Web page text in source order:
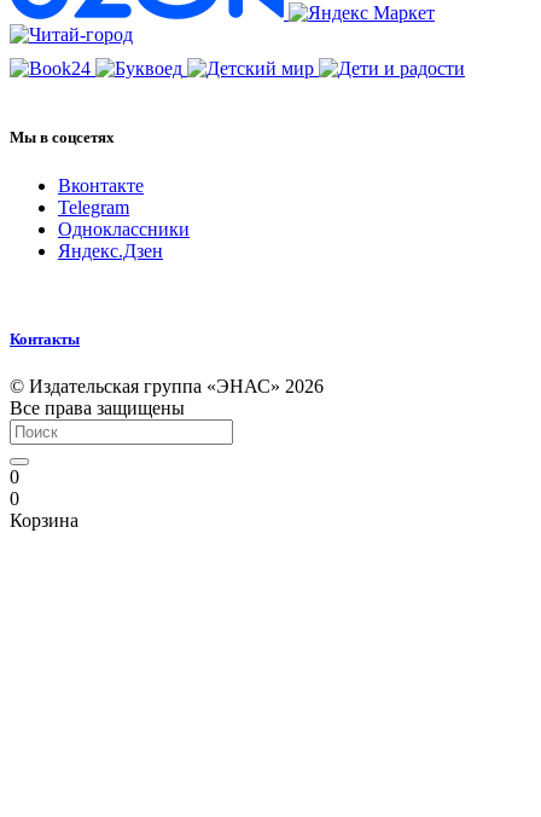
Мы в соцсетях
Вконтакте
Telegram
Одноклассники
Яндекс.Дзен
Контакты
© Издательская группа «ЭНАС» 2026
Все права защищены
0
0
Корзина